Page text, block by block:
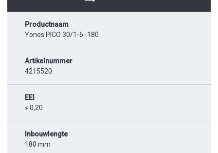
Productnaam
Yonos PICO 30/1-6 -180
Artikelnummer
4215520
EEI
≤ 0,20
Inbouwlengte
180 mm